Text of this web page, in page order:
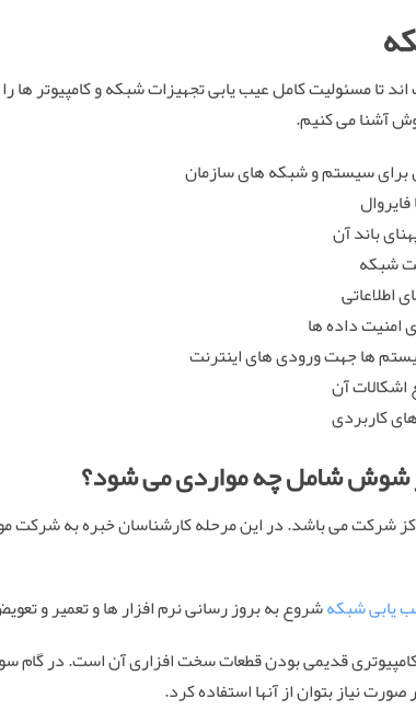
مسئولیت کامل عیب یابی تجهیزات شبکه و کامپیوتر ها
آشنا می کنیم.
برای سیستم و شبکه های سازمان
باند آن
شبکه
اطلاعاتی
امنیت داده ها
ها جهت ورودی های اینترنت
آن
کاربردی
شوش شامل چه مواردی می شود؟
شرکت می باشد. در این مرحله کارشناسان خبره به
یابی شبکهشروع به بروز رسانی نرم افزار ها و تعمیر و
قدیمی بودن قطعات سخت افزاری آن است. در
نیاز بتوان از آنها استفاده کرد.